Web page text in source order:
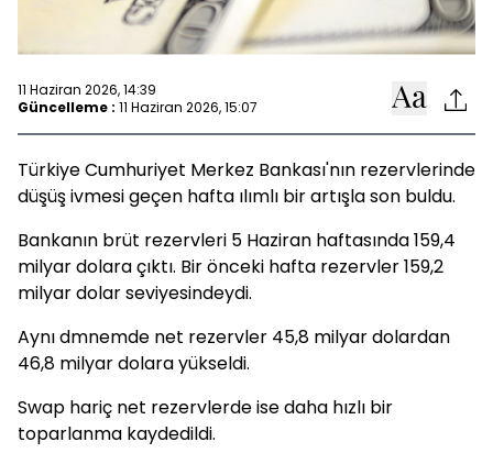
11 Haziran 2026, 14:39
Güncelleme : 11 Haziran 2026, 15:07
Türkiye Cumhuriyet Merkez Bankası'nın rezervlerinde
düşüş ivmesi geçen hafta ılımlı bir artışla son buldu.
Bankanın brüt rezervleri 5 Haziran haftasında 159,4
milyar dolara çıktı. Bir önceki hafta rezervler 159,2
milyar dolar seviyesindeydi.
Aynı dmnemde net rezervler 45,8 milyar dolardan
46,8 milyar dolara yükseldi.
Swap hariç net rezervlerde ise daha hızlı bir
toparlanma kaydedildi.